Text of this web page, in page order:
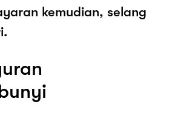
kemudian, selang